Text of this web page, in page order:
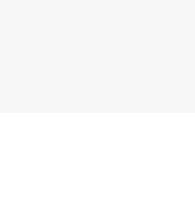
に、本ポリシーの内